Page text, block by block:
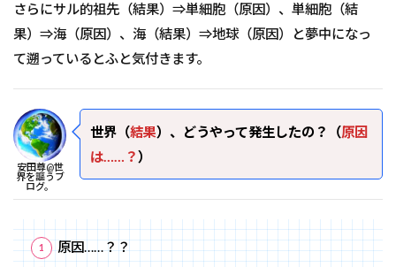
さらにサル的祖先（結果）⇒単細胞（原因）、単細胞（結
果）⇒海（原因）、海（結果）⇒地球（原因）と夢中になっ
て遡っているとふと気付きます。
安田尊@世
界を謳うブ
ログ。
世界（結果）、どうやって発生したの？（原因
は……？ ）
原因……？？